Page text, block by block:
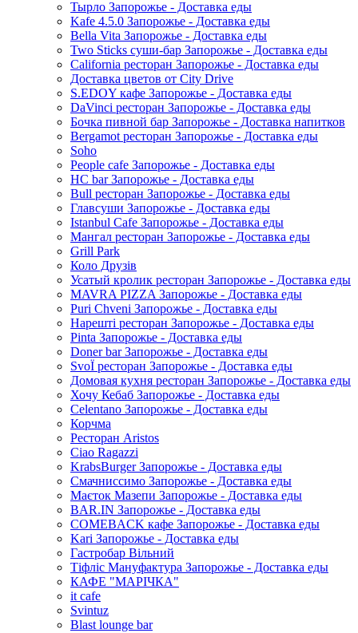
Тырло Запорожье - Доставка еды
Kafe 4.5.0 Запорожье - Доставка еды
Bella Vita Запорожье - Доставка еды
Two Sticks суши-бар Запорожье - Доставка еды
California ресторан Запорожье - Доставка еды
Доставка цветов от City Drive
S.EDOY кафе Запорожье - Доставка еды
DaVinci ресторан Запорожье - Доставка еды
Бочка пивной бар Запорожье - Доставка напитков
Bergamot ресторан Запорожье - Доставка еды
Soho
People cafe Запорожье - Доставка еды
HC bar Запорожье - Доставка еды
Bull ресторан Запорожье - Доставка еды
Главсуши Запорожье - Доставка еды
Istanbul Cafe Запорожье - Доставка еды
Мангал ресторан Запорожье - Доставка еды
Grill Park
Коло Друзів
Усатый кролик ресторан Запорожье - Доставка еды
MAVRA PIZZA Запорожье - Доставка еды
Puri Chveni Запорожье - Доставка еды
Нарешті ресторан Запорожье - Доставка еды
Pinta Запорожье - Доставка еды
Doner bar Запорожье - Доставка еды
SvoЇ ресторан Запорожье - Доставка еды
Домовая кухня ресторан Запорожье - Доставка еды
Хочу Кебаб Запорожье - Доставка еды
Celentano Запорожье - Доставка еды
Корчма
Ресторан Aristos
Ciao Ragazzi
KrabsBurger Запорожье - Доставка еды
Смачниссимо Запорожье - Доставка еды
Маєток Мазепи Запорожье - Доставка еды
BAR.IN Запорожье - Доставка еды
COMEBACK кафе Запорожье - Доставка еды
Kari Запорожье - Доставка еды
Гастробар Вільний
Тіфліс Мануфактура Запорожье - Доставка еды
КАФЕ "МАРІЧКА"
it cafe
Svintuz
Blast lounge bar